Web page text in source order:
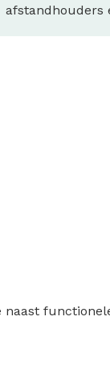
afstandhouders